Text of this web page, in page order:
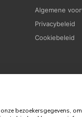
Algemene
Privacybeleid
Cookiebeleid
bezoekersgegevens,